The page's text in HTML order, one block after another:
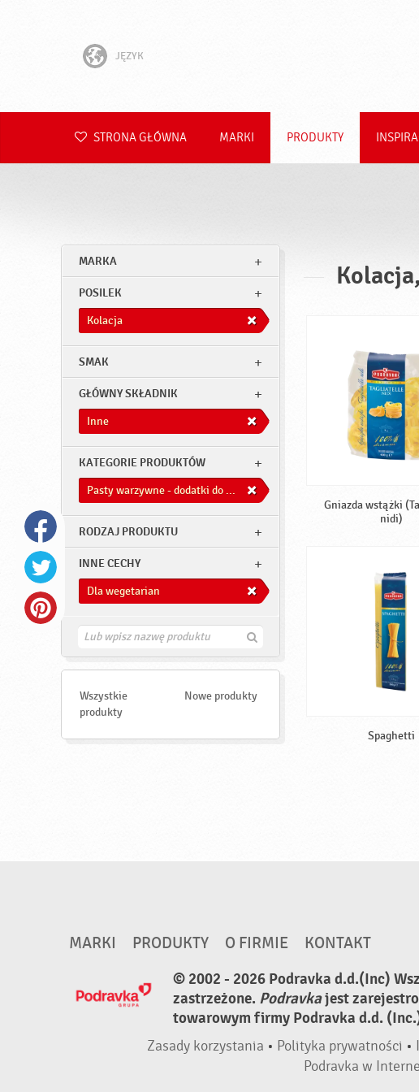
JĘZYK
Hrvatski
Română
Deutsch
STRONA GŁÓWNA MARKI PRODUKTY
MARKA
POSILEK
Kolacja
SMAK
GŁÓWNY SKŁADNIK
Inne
KATEGORIE PRODUKTÓW
Pasty warzywne - dodatki do dań
RODZAJ PRODUKTU
INNE CECHY
Dla wegetarian
Z
d
Wszystkie
produkty
Nowe produkty
Gniazda wstążki
nidi)
Spaghetti
MARKI PRODUKTY O FIRMIE
KONTAKT
© 2002 - 2026 Podravka d.d.(Inc)
zastrzeżone. Podravkajest
towarowym firmy Podravka d.d.
Zasady korzystania • Polityka prywatności •
Podravka w